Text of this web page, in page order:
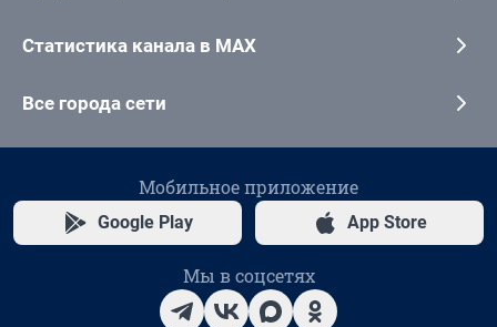
Статистика канала в MAX
Все города сети
Мобильное приложение
Google Play App Store
Мы в соцсетях